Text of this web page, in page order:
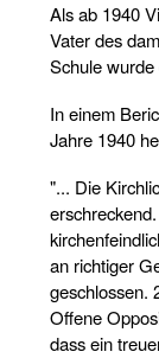
Als ab 1940
Vater des
Schule
In einem
Jahre 1940
"... Die
an richtiger
geschlossen.
Offene
dass ein